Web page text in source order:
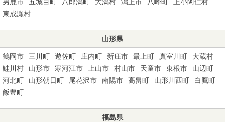
男鹿市 五城目町 八郎潟町 大潟村 潟上市 八峰町
上小阿仁村
東成瀬村
山形県
鶴岡市 三川町 遊佐町 庄内町 新庄市 最上町 真室川町
大蔵村
鮭川村
山形市 寒河江市 上山市 村山市 天童市 東根市
山辺町
河北町
山形朝日町 尾花沢市 南陽市 高畠町 山形川西町
白鷹町
飯豊町
福島県